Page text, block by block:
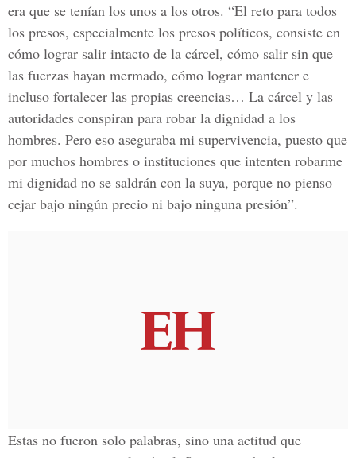
era que se tenían los unos a los otros. “El reto para todos
los presos, especialmente los presos políticos, consiste en
cómo lograr salir intacto de la cárcel, cómo salir sin que
las fuerzas hayan mermado, cómo lograr mantener e
incluso fortalecer las propias creencias… La cárcel y las
autoridades conspiran para robar la dignidad a los
hombres. Pero eso aseguraba mi supervivencia, puesto que
por muchos hombres o instituciones que intenten robarme
mi dignidad no se saldrán con la suya, porque no pienso
cejar bajo ningún precio ni bajo ninguna presión”.
Estas no fueron solo palabras, sino una actitud que